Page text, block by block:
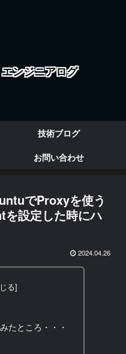
技術ブログ
お問い合わせ
でProxyを使う
を設定した時にハ
2024.04.26
たところ・・・